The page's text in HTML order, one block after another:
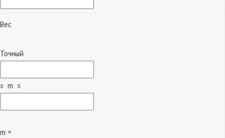
Вес
Точный
≤ m ≤
m =